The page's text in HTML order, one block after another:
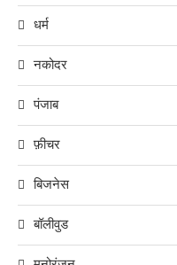
धर्म
नकोदर
पंजाब
फ़ीचर
बिजनेस
बॉलीवुड